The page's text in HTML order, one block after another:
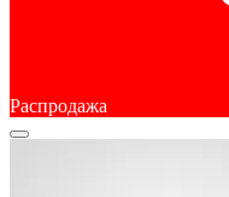
Распродажа